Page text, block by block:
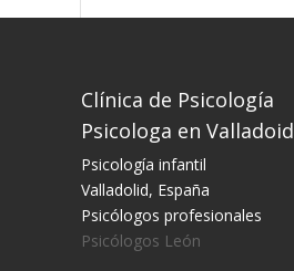
Clínica de Psicología
Psicologa en Valladoid
Psicología infantil
Valladolid, España
Psicólogos profesionales
Psicólogos León